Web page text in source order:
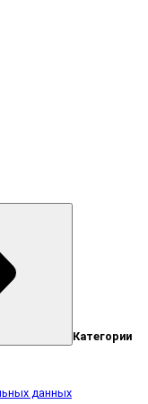
Категории
данных